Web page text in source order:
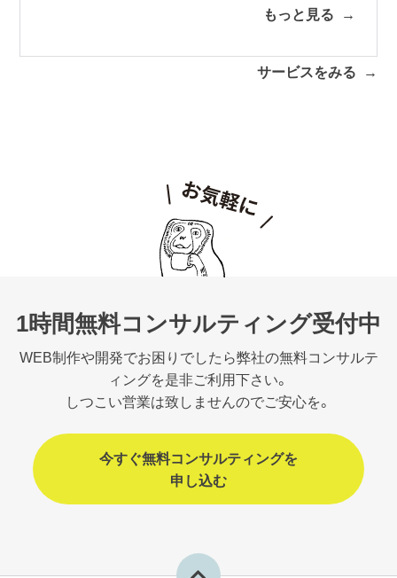
もっと見る
サービスをみる
1時間無料コンサルティング受付中
WEB制作や開発でお困りでしたら弊社の無料コンサルテ
ィングを是非ご利用下さい。
しつこい営業は致しませんのでご安心を。
今すぐ無料コンサルティングを
申し込む